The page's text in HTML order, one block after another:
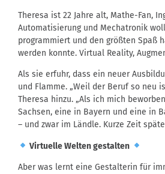
Theresa ist 22 Jahre alt, Mathe-Fan,
Automatisierung und Mechatronik
programmiert und den größten Spaß
werden konnte. Virtual Reality,
Als sie erfuhr, dass ein neuer
und Flamme. „Weil der Beruf so neu
Theresa hinzu. „Als ich mich
Sachsen, eine in Bayern und eine in
– und zwar im Ländle. Kurze Zeit
Virtuelle Welten gestalten
Aber was lernt eine Gestalterin für